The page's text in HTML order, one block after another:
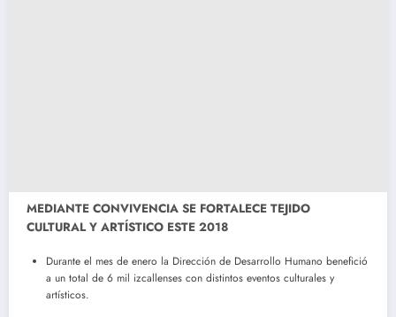
MEDIANTE CONVIVENCIA SE FORTALECE TEJIDO
CULTURAL Y ARTÍSTICO ESTE 2018
Durante el mes de enero la Dirección de Desarrollo Humano benefició
a un total de 6 mil izcallenses con distintos eventos culturales y
artísticos.